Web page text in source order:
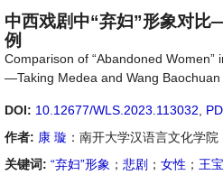
中西戏剧中“弃妇”形象对
例
Comparison of “Abandoned
—Taking Medea and Wang Baochuan
DOI: 10.12677/WLS.2023.113032
作者: 康 璇 ：南开大学汉语言文化学院
关键词: “弃妇”形象 ； 悲剧 ； 女性 ； 王